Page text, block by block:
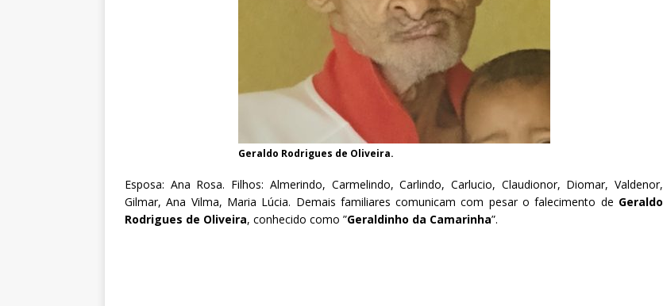
Geraldo Rodrigues de Oliveira.
Esposa: Ana Rosa. Filhos: Almerindo, Carmelindo, Carlindo, Carlucio, Claudionor, Diomar, Valdenor,
Gilmar, Ana Vilma, Maria Lúcia. Demais familiares comunicam com pesar o falecimento de Geraldo
Rodrigues de Oliveira, conhecido como ”Geraldinho da Camarinha”.